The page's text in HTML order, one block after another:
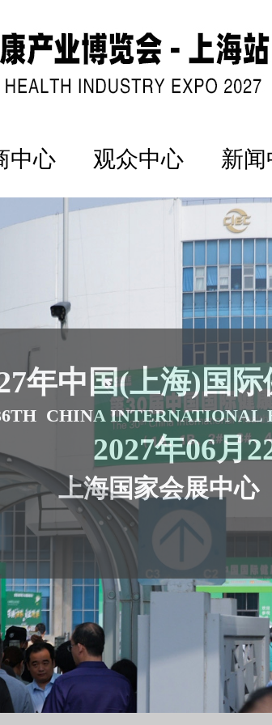
中心 观众中心 新
年中国(上海)国
CHINA INTERNATIONAL
2027年06月
上海国家会展中心